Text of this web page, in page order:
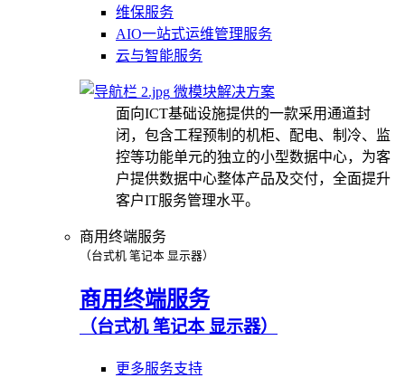
维保服务
AIO一站式运维管理服务
云与智能服务
微模块解决方案
面向ICT基础设施提供的一款采用通道封
闭，包含工程预制的机柜、配电、制冷、监
控等功能单元的独立的小型数据中心，为客
户提供数据中心整体产品及交付，全面提升
客户IT服务管理水平。
商用终端服务
（台式机 笔记本 显示器）
商用终端服务
（台式机 笔记本 显示器）
更多服务支持